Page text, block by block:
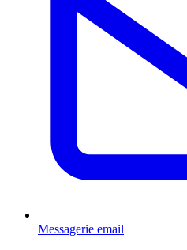
Messagerie email